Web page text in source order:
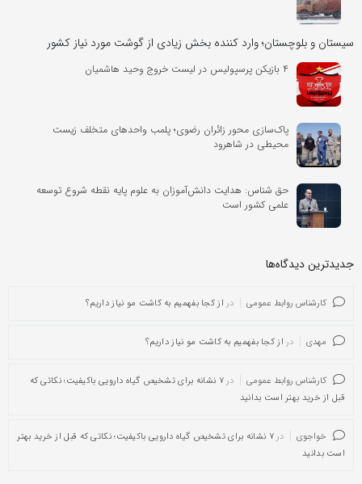
سیستان و بلوچستان؛ وارد کننده بخش زیادی از گوشت مورد نیاز کشور
۴ بازیکن پرسپولیس در لیست خروج وحید هاشمیان
پاک‌سازی محور زائران رضوی؛ پلمب واحدهای متخلف زیست
محیطی در شاهرود
حق‌ شناس: هدایت دانش‌آموزان به علوم پایه نقطه شروع توسعه
علمی کشور است
جدیدترین دیدگاه‌‌ها
کارشناس روابط عمومی در از کجا بفهمیم به کاشت مو نیاز داریم؟
مهدی در از کجا بفهمیم به کاشت مو نیاز داریم؟
کارشناس روابط عمومی در
۷ نشانه برای تشخیص گیاه دارویی باکیفیت؛ نکاتی که
قبل از خرید بهتر است بدانید
خواجوی در
۷ نشانه برای تشخیص گیاه دارویی باکیفیت؛ نکاتی که قبل از خرید بهتر
است بدانید